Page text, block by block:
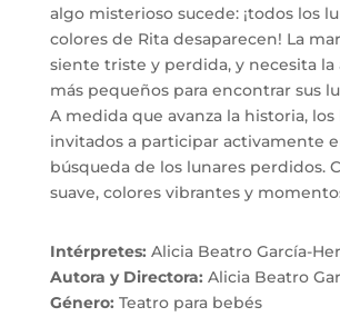
algo misterioso sucede: ¡todos los
colores de Rita desaparecen! La
siente triste y perdida, y necesita la
más pequeños para encontrar sus
A medida que avanza la historia, los
invitados a participar activamente
búsqueda de los lunares perdidos.
suave, colores vibrantes y
Intérpretes: Alicia Beatro García-
Autora y Directora: Alicia Beatro
Género: Teatro para bebés